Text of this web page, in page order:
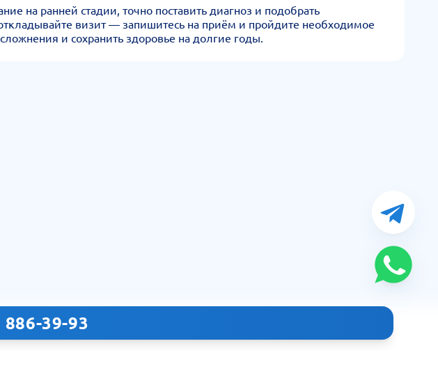
39-93
на ранней стадии, точно поставить диагноз и подобрать
визит — запишитесь на приём и пройдите необходимое
и сохранить здоровье на долгие годы.